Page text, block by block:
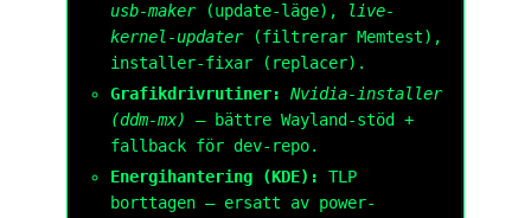
usb-maker(update-läge),
live-
kernel-updater(filtrerar Memtest),
installer-fixar (replacer).
Grafikdrivrutiner:
Nvidia-installer
(ddm-mx) – bättre Wayland-stöd +
fallback för dev-repo.
Energihantering (KDE): TLP
borttagen – ersatt av power-